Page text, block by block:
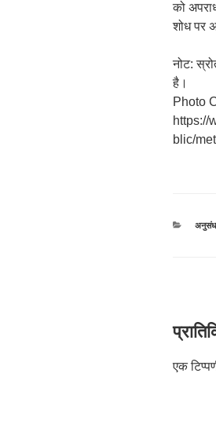
को
शोध पर
नोट:
है।
Photo
https://
blic/
श्रेणियाँ
एक